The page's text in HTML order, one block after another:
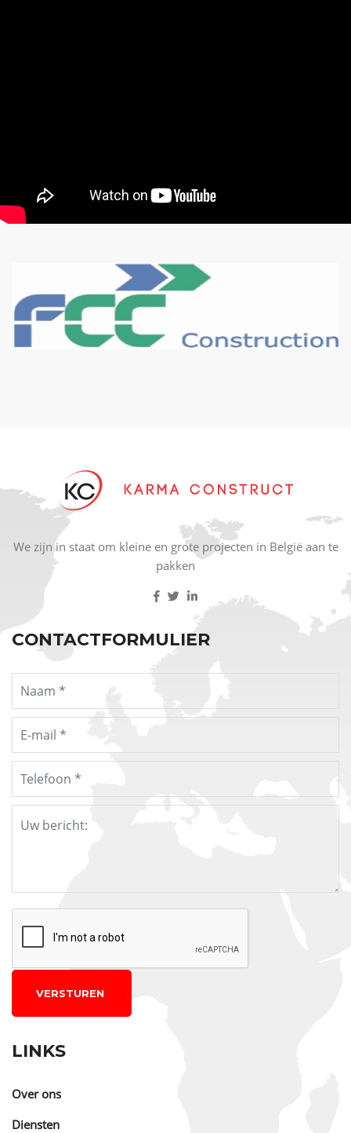
We zijn in staat om kleine en grote projecten in België aan te
pakken
CONTACTFORMULIER
VERSTUREN
LINKS
Over ons
Diensten